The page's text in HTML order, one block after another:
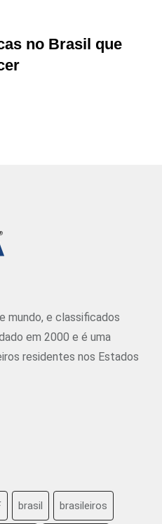
no Brasil que
mundo, e classificados
em 2000 e é uma
residentes nos Estados
brasil brasileiros